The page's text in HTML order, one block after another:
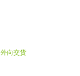
外向交货